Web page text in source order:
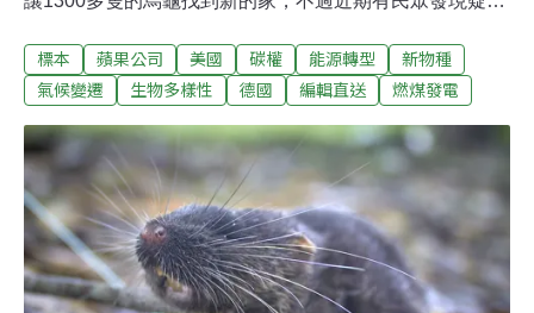
面喊冤，表示廟方付出相當多金錢及心力照顧烏龜，更無
不當對待烏龜，後續也會持續往營造友善生態環境精進。
電進駐高雄，高雄市政府規畫高雄煉油廠楠梓水資源中心
處理工業及民生汙水，並供應再生水。但後勁居民對過去
高煉廠汙染有不愉快經驗，不滿水資源中心距住家太近，
且擔心雨天偷排汙水。經發局表示，會24小時與環保局連
線監測，並以密閉式設施減噪、增加距離等方式因應。
（聯合報報導）
標本 蘋果公司 美國 碳權 能源轉型
新物種
氣候變遷
生物多樣性 德國 編輯直送 燃煤發電